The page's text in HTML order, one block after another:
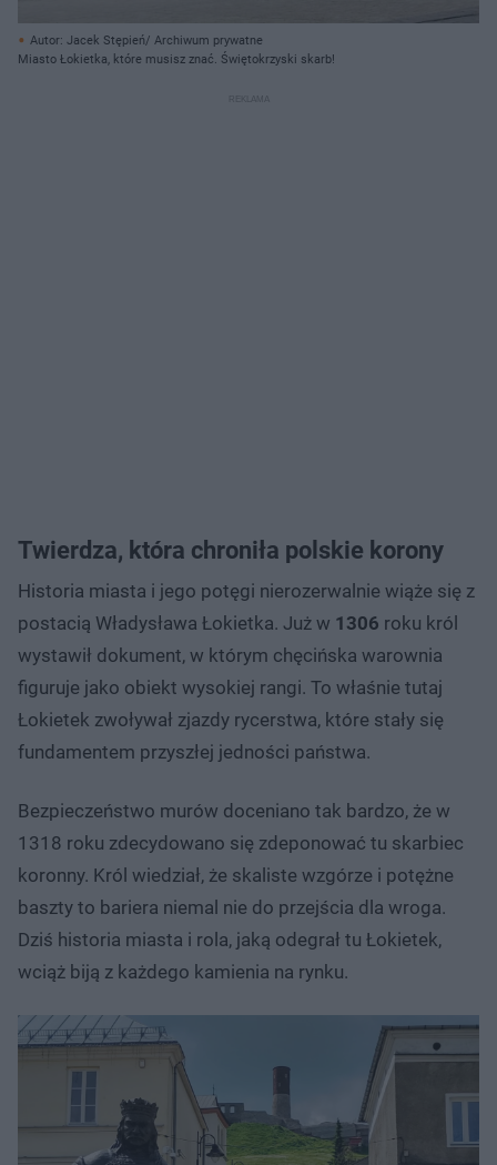
Autor: Jacek Stępień/ Archiwum prywatne
Miasto Łokietka, które musisz znać. Świętokrzyski skarb!
Twierdza, która chroniła polskie korony
Historia miasta i jego potęgi nierozerwalnie wiąże się z
postacią Władysława Łokietka. Już w 1306 roku król
wystawił dokument, w którym chęcińska warownia
figuruje jako obiekt wysokiej rangi. To właśnie tutaj
Łokietek zwoływał zjazdy rycerstwa, które stały się
fundamentem przyszłej jedności państwa.
Bezpieczeństwo murów doceniano tak bardzo, że w
1318 roku zdecydowano się zdeponować tu skarbiec
koronny. Król wiedział, że skaliste wzgórze i potężne
baszty to bariera niemal nie do przejścia dla wroga.
Dziś historia miasta i rola, jaką odegrał tu Łokietek,
wciąż biją z każdego kamienia na rynku.